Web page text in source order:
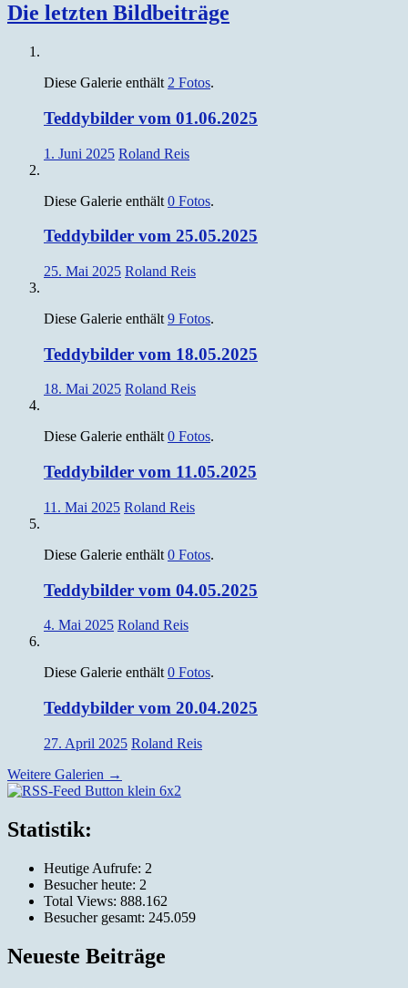
Die letzten Bildbeiträge
Diese Galerie enthält 2 Fotos.
Teddybilder vom 01.06.2025
1. Juni 2025 Roland Reis
Diese Galerie enthält 0 Fotos.
Teddybilder vom 25.05.2025
25. Mai 2025 Roland Reis
Diese Galerie enthält 9 Fotos.
Teddybilder vom 18.05.2025
18. Mai 2025 Roland Reis
Diese Galerie enthält0 Fotos.
Teddybilder vom 11.05.2025
11. Mai 2025 Roland Reis
Diese Galerie enthält 0 Fotos.
Teddybilder vom 04.05.2025
4. Mai 2025 Roland Reis
Diese Galerie enthält 0 Fotos.
Teddybilder vom 20.04.2025
27. April 2025 Roland Reis
Weitere Galerien →
Statistik:
Heutige Aufrufe: 2
Besucher heute: 2
Total Views: 888.162
Besucher gesamt: 245.059
Neueste Beiträge